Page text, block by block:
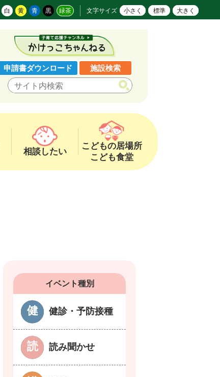
白 黄 青 黒 緑茶 文字サイズ 小さく 標準 大きく
申請書ダウンロード 施設検索
相談したい
こどもの居場所
こども食堂
イベント種別
健診・予防接種
読み聞かせ